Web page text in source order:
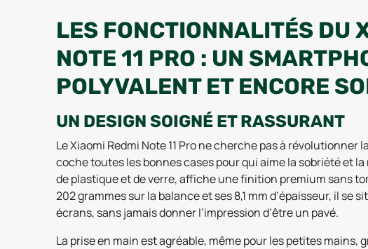
LES FONCTIONNALITÉS DU
NOTE 11 PRO : UN
POLYVALENT ET ENCORE
UN DESIGN SOIGNÉ ET RASSURANT
Le Xiaomi Redmi Note 11 Pro ne cherche pas à révolutionner
coche toutes les bonnes cases pour qui aime la sobriété et
de plastique et de verre, affiche une finition premium sans
202 grammes sur la balance et ses 8,1 mm d’épaisseur, il se
écrans, sans jamais donner l’impression d’être un pavé.
La prise en main est agréable, même pour les petites mains,